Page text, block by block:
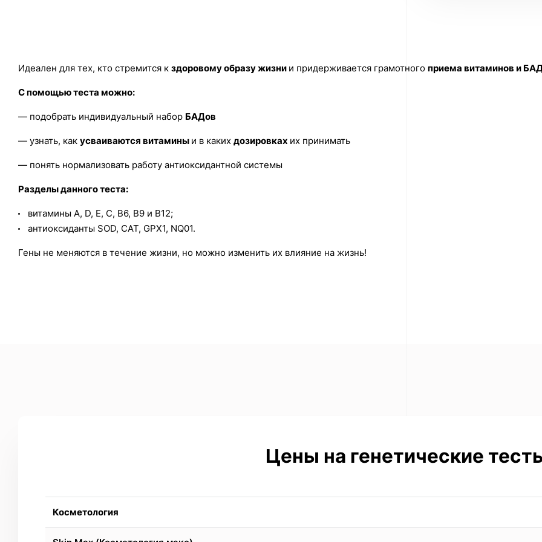
Идеален для тех, кто стремится к здоровому образу жизни и придерживается грамотного приема витаминов и
С помощью теста можно:
— подобрать индивидуальный набор БАДов
— узнать, как усваиваются витамины и в каких дозировках их принимать
— понять нормализовать работу антиоксидантной системы
Разделы данного теста:
витамины A, D, E, C, B6, B9 и B12;
антиоксиданты SOD, CAT, GPX1, NQ01.
Гены не меняются в течение жизни, но можно изменить их влияние на жизнь!
Цены на генетические
Косметология